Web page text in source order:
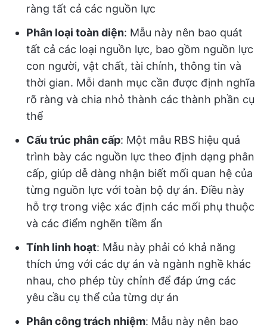
ràng tất cả các nguồn lực
Phân loại toàn diện: Mẫu này nên bao quát
tất cả các loại nguồn lực, bao gồm nguồn lực
con người, vật chất, tài chính, thông tin và
thời gian. Mỗi danh mục cần được định nghĩa
rõ ràng và chia nhỏ thành các thành phần cụ
thể
Cấu trúc phân cấp: Một mẫu RBS hiệu quả
trình bày các nguồn lực theo định dạng phân
cấp, giúp dễ dàng nhận biết mối quan hệ của
từng nguồn lực với toàn bộ dự án. Điều này
hỗ trợ trong việc xác định các mối phụ thuộc
và các điểm nghẽn tiềm ẩn
Tính linh hoạt: Mẫu này phải có khả năng
thích ứng với các dự án và ngành nghề khác
nhau, cho phép tùy chỉnh để đáp ứng các
yêu cầu cụ thể của từng dự án
Phân công trách nhiệm: Mẫu này nên bao